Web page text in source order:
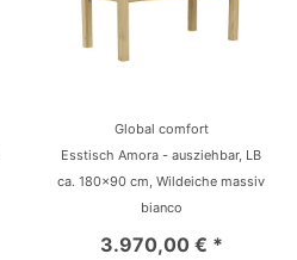
Global comfort
Esstisch Amora - ausziehbar, LB
ca. 180x90 cm, Wildeiche massiv
bianco
3.970,00 € *